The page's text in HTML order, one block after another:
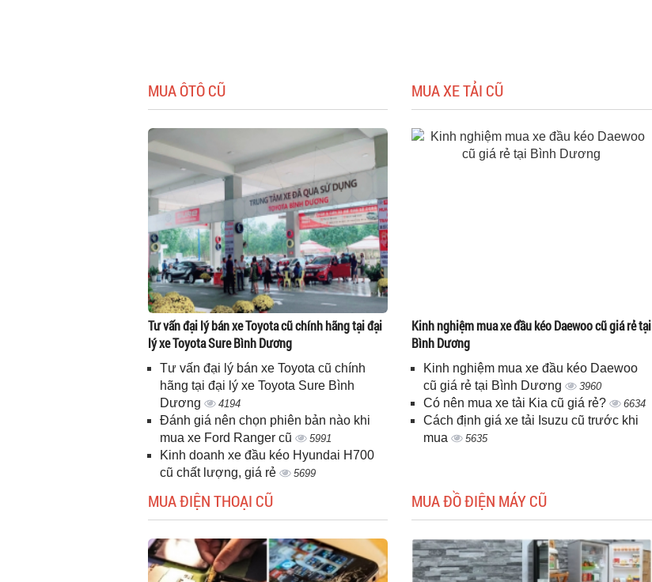
MUA ÔTÔ CŨ
Tư vấn đại lý bán xe Toyota cũ chính hãng tại đại
lý xe Toyota Sure Bình Dương
Tư vấn đại lý bán xe Toyota cũ chính
hãng tại đại lý xe Toyota Sure Bình
Dương
4194
Đánh giá nên chọn phiên bản nào khi
mua xe Ford Ranger cũ
5991
Kinh doanh xe đầu kéo Hyundai H700
cũ chất lượng, giá rẻ
5699
MUA XE TẢI CŨ
Kinh nghiệm mua xe đầu kéo Daewoo cũ giá rẻ tại
Bình Dương
Kinh nghiệm mua xe đầu kéo Daewoo
cũ giá rẻ tại Bình Dương
3960
Có nên mua xe tải Kia cũ giá rẻ? 6634
Cách định giá xe tải Isuzu cũ trước khi
mua
5635
MUA ĐIỆN THOẠI CŨ MUA ĐỒ ĐIỆN MÁY CŨ